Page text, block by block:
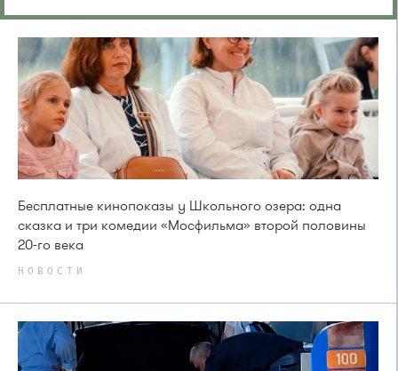
Бесплатные кинопоказы у Школьного озера: одна
сказка и три комедии «Мосфильма» второй половины
20-го века
НОВОСТИ